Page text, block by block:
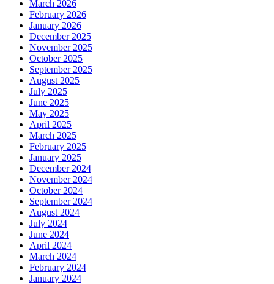
March 2026
February 2026
January 2026
December 2025
November 2025
October 2025
September 2025
August 2025
July 2025
June 2025
May 2025
April 2025
March 2025
February 2025
January 2025
December 2024
November 2024
October 2024
September 2024
August 2024
July 2024
June 2024
April 2024
March 2024
February 2024
January 2024